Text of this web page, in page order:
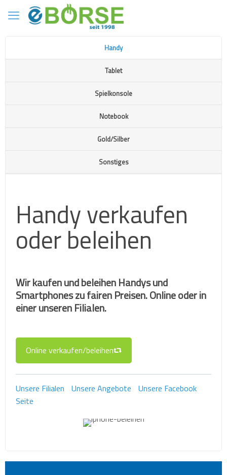
Handy
Tablet
Spielkonsole
Notebook
Gold/Silber
Sonstiges
Handy verkaufen
oder beleihen
Wir kaufen und beleihen Handys und
Smartphones zu fairen Preisen. Online oder in
einer unseren Filialen.
Online verkaufen/beleihen
Unsere Filialen Unsere Angebote
Unsere Facebook
Seite